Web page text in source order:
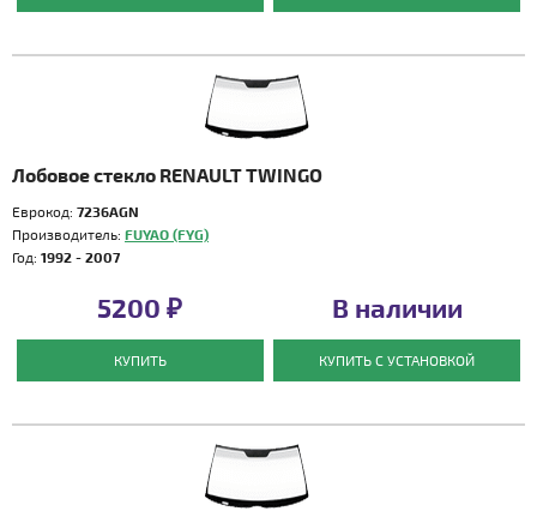
Лобовое стекло RENAULT TWINGO
Еврокод: 7236AGN
Производитель: FUYAO (FYG)
Год: 1992 - 2007
5200 ₽
КУПИТЬ
В наличии
КУПИТЬ С УСТАНОВКОЙ